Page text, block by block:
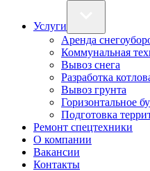
Услуги
Аренда
Коммунальная
Вывоз снега
Разработка
Вывоз грунта
Горизонтальное
Подготовка
Ремонт спецтехники
О компании
Вакансии
Контакты